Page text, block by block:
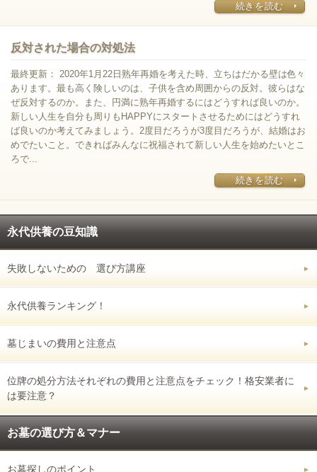
続きを読む
反対された場合の対処法
最終更新： 2020年1月22日熟年再婚を考えた時、立ちはだかる壁は色々
あります。最も高く険しいのは、子供を含め周囲からの反対。彼らはな
ぜ反対するのか。また、円満に熟年再婚するにはどうすれば良いのか。
新しい人生を自分も周りもHAPPYにスタートさせるためにはどうすれ
ば良いのか考えてみましょう。2度目だろうが3度目だろうが、結婚はお
めでたいこと。できればみんなに祝福されて新しい人生を始めたいとこ
ろで...
続きを読む
永代供養の豆知識
失敗しないための 選び方講座
永代供養ランキング！
墓じまいの費用と注意点
位牌の処分方法それぞれの費用と注意点をチェック！格安業者に
は要注意？
お墓の選び方＆マナー
お墓探しのポイント